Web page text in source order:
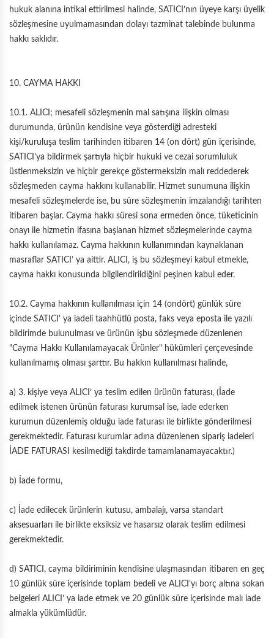
hukuk alanına intikal ettirilmesi halinde, SATICI’nın üyeye karşı üyelik
sözleşmesine uyulmamasından dolayı tazminat talebinde bulunma
hakkı saklıdır.
10. CAYMA HAKKI
10.1. ALICI; mesafeli sözleşmenin mal satışına ilişkin olması
durumunda, ürünün kendisine veya gösterdiği adresteki
kişi/kuruluşa teslim tarihinden itibaren 14 (on dört) gün içerisinde,
SATICI’ya bildirmek şartıyla hiçbir hukuki ve cezai sorumluluk
üstlenmeksizin ve hiçbir gerekçe göstermeksizin malı reddederek
sözleşmeden cayma hakkını kullanabilir. Hizmet sunumuna ilişkin
mesafeli sözleşmelerde ise, bu süre sözleşmenin imzalandığı tarihten
itibaren başlar. Cayma hakkı süresi sona ermeden önce, tüketicinin
onayı ile hizmetin ifasına başlanan hizmet sözleşmelerinde cayma
hakkı kullanılamaz. Cayma hakkının kullanımından kaynaklanan
masraflar SATICI’ ya aittir. ALICI, iş bu sözleşmeyi kabul etmekle,
cayma hakkı konusunda bilgilendirildiğini peşinen kabul eder.
10.2. Cayma hakkının kullanılması için 14 (ondört) günlük süre
içinde SATICI' ya iadeli taahhütlü posta, faks veya eposta ile yazılı
bildirimde bulunulması ve ürünün işbu sözleşmede düzenlenen
"Cayma Hakkı Kullanılamayacak Ürünler" hükümleri çerçevesinde
kullanılmamış olması şarttır. Bu hakkın kullanılması halinde,
a) 3. kişiye veya ALICI’ ya teslim edilen ürünün faturası, (İade
edilmek istenen ürünün faturası kurumsal ise, iade ederken
kurumun düzenlemiş olduğu iade faturası ile birlikte gönderilmesi
gerekmektedir. Faturası kurumlar adına düzenlenen sipariş iadeleri
İADE FATURASI kesilmediği takdirde tamamlanamayacaktır.)
b) İade formu,
c) İade edilecek ürünlerin kutusu, ambalajı, varsa standart
aksesuarları ile birlikte eksiksiz ve hasarsız olarak teslim edilmesi
gerekmektedir.
d) SATICI, cayma bildiriminin kendisine ulaşmasından itibaren en geç
10 günlük süre içerisinde toplam bedeli ve ALICI’yı borç altına sokan
belgeleri ALICI’ ya iade etmek ve 20 günlük süre içerisinde malı iade
almakla yükümlüdür.